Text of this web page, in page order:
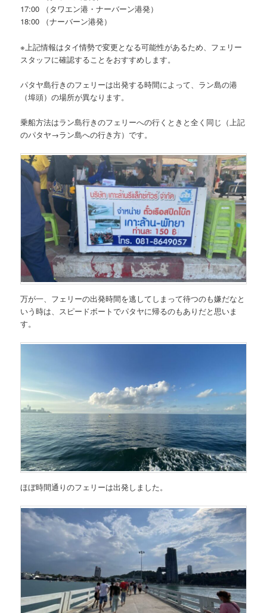
17:00 （タワエン港 ・ナーバーン港発）
18:00 （ナーバーン港発）
※上記情報はタイ情勢で変更となる可能性があるため、フェリー
スタッフに確認することをおすすめします。
パタヤ島行きのフェリーは出発する時間によって、ラン島の港
（埠頭）の場所が異なります。
乗船方法はラン島行きのフェリーへの行くときと全く同じ（上記
のパタヤ→ラン島への行き方）です。
万が一、フェリーの出発時間を逃してしまって待つのも嫌だなと
いう時は、スピードボートでパタヤに帰るのもありだと思いま
す。
ほぼ時間通りのフェリーは出発しました。